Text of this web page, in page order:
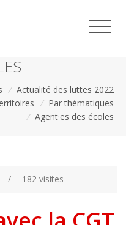
/ Actualité des luttes 2022
/ Par thématiques
/ Agent·es des écoles
/ 182 visites